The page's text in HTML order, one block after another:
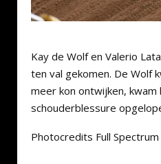
Kay de Wolf en Valerio
ten val gekomen. De Wolf
meer kon ontwijken,
schouderblessure
Photocredits Full